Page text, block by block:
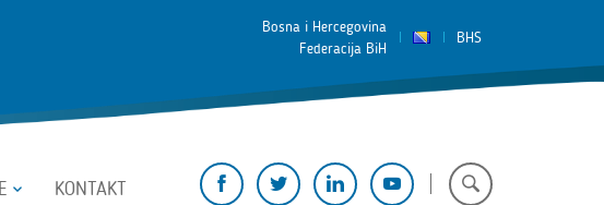
Bosna i Hercegovina
Federacija BiH
BHS
KONTAKT